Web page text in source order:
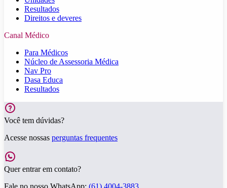
Resultados
Direitos e deveres
Canal Médico
Para Médicos
Núcleo de Assessoria Médica
Nav Pro
Dasa Educa
Resultados
Você tem dúvidas?
Acesse nossas perguntas frequentes
Quer entrar em contato?
Fale no nosso WhatsApp: (61) 4004-3883